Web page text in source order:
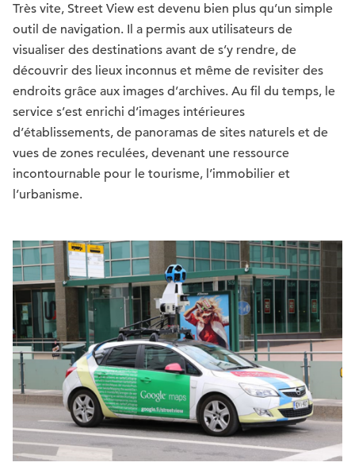
Très vite, Street View est devenu bien plus qu’un simple
outil de navigation. Il a permis aux utilisateurs de
visualiser des destinations avant de s’y rendre, de
découvrir des lieux inconnus et même de revisiter des
endroits grâce aux images d’archives. Au fil du temps, le
service s’est enrichi d’images intérieures
d’établissements, de panoramas de sites naturels et de
vues de zones reculées, devenant une ressource
incontournable pour le tourisme, l’immobilier et
l’urbanisme.